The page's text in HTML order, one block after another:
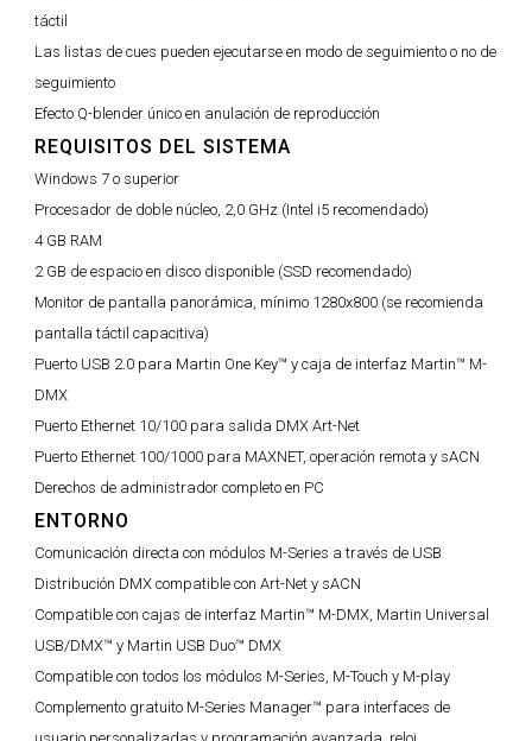
táctil
Las listas de cues pueden ejecutarse en modo de seguimiento o no de
seguimiento
Efecto Q-blender único en anulación de reproducción
REQUISITOS DEL SISTEMA
Windows 7 o superior
Procesador de doble núcleo, 2,0 GHz (Intel i5 recomendado)
4 GB RAM
2 GB de espacio en disco disponible (SSD recomendado)
Monitor de pantalla panorámica, mínimo 1280x800 (se recomienda
pantalla táctil capacitiva)
Puerto USB 2.0 para Martin One Key™ y caja de interfaz Martin™ M-
DMX
Puerto Ethernet 10/100 para salida DMX Art-Net
Puerto Ethernet 100/1000 para MAXNET, operación remota y sACN
Derechos de administrador completo en PC
ENTORNO
Comunicación directa con módulos M-Series a través de USB
Distribución DMX compatible con Art-Net y sACN
Compatible con cajas de interfaz Martin™ M-DMX, Martin Universal
USB/DMX™ y Martin USB Duo™ DMX
Compatible con todos los módulos M-Series, M-Touch y M-play
Complemento gratuito M-Series Manager™ para interfaces de